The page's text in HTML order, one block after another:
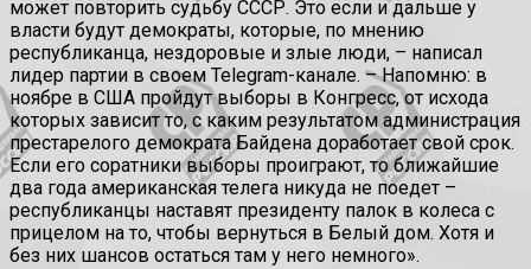
может повторить судьбу СССР. Это если и дальше у
власти будут демократы, которые, по мнению
республиканца, нездоровые и злые люди, – написал
лидер партии в своем Telegram-канале. – Напомню: в
ноябре в США пройдут выборы в Конгресс, от исхода
которых зависит то, с каким результатом администрация
престарелого демократа Байдена доработает свой срок.
Если его соратники выборы проиграют, то ближайшие
два года американская телега никуда не поедет –
республиканцы наставят президенту палок в колеса с
прицелом на то, чтобы вернуться в Белый дом. Хотя и
без них шансов остаться там у него немного».